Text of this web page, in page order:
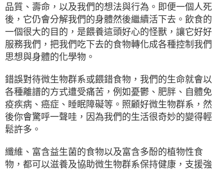
品質、壽命，以及我們的想法與行為。即便一個人死
後，它仍會分解我們的身體然後繼續活下去。飲食的
一個很大的目的，是餵養這頭好心的怪獸，讓它好好
服務我們，把我們吃下去的食物轉化成各種控制我們
思想與身體的化學物。
錯誤對待微生物群系或餵錯食物，我們的生命就會以
各種離譜的方式遭受痛苦，例如憂鬱、肥胖、自體免
疫疾病、癌症、睡眠障礙等。照顧好微生物群系，然
後你會驚呼一聲哇，因為我們的生活很奇妙的變得輕
鬆許多。
纖維、富含益生菌的食物以及富含多酚的植物性食
物，都可以滋養及協助微生物群系保持健康，支援強